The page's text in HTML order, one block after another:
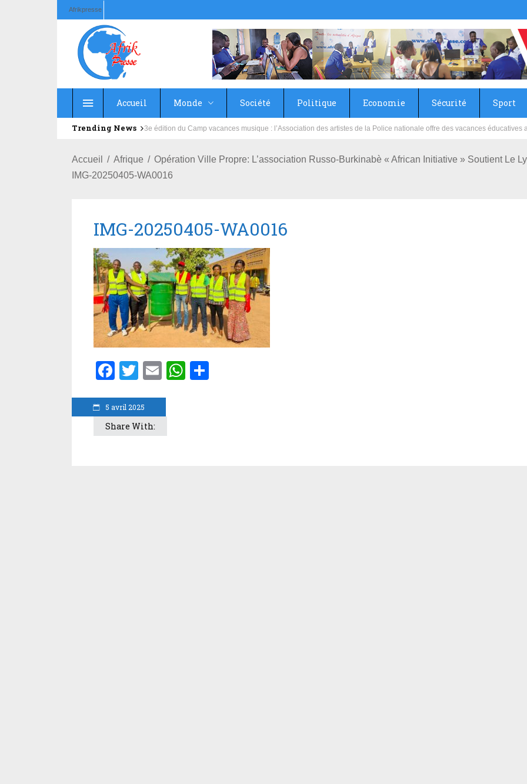
Afrikpresse
Accueil Monde Société Politique Economie Sécurité Sport
Trending News Education : la fédération de la Russie rénove les écoles primaire et collège du Camp Général Aboubacar Sangoulé
Accueil Afrique
Opération Ville Propre: L’association Russo-Burkinabè « African Initiative » Soutient Le
IMG-20250405-WA0016
5 avril 2025
IMG-20250405-WA0016
Facebook
Twitter
EmailWhatsApp
Share With: